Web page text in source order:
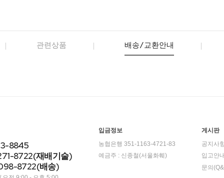
관련상품 배송/교환안내
8845
8722(재배기술)
8722(배송)
입금정보
농협은행 351-1163-4721-83
예금주 : 신종철(서울화훼)
게시판
공지사
입고안
문의